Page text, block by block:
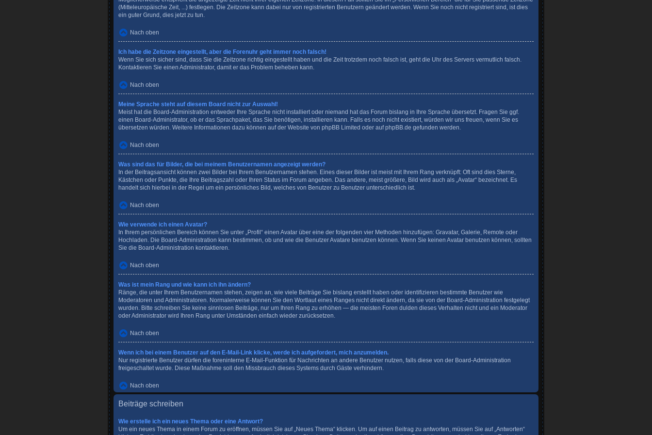
(Mitteleuropäische Zeit, ...) festlegen. Die Zeitzone kann dabei nur von registrierten Benutzern geändert werden. Wenn Sie noch nicht registriert sind, ist dies
ein guter Grund, dies jetzt zu tun.
Nach oben
Ich habe die Zeitzone eingestellt, aber die Forenuhr geht immer noch falsch!
Wenn Sie sich sicher sind, dass Sie die Zeitzone richtig eingestellt haben und die Zeit trotzdem noch falsch ist, geht die Uhr des Servers vermutlich falsch.
Kontaktieren Sie einen Administrator, damit er das Problem beheben kann.
Nach oben
Meine Sprache steht auf diesem Board nicht zur Auswahl!
Meist hat die Board-Administration entweder Ihre Sprache nicht installiert oder niemand hat das Forum bislang in Ihre Sprache übersetzt. Fragen Sie ggf.
einen Board-Administrator, ob er das Sprachpaket, das Sie benötigen, installieren kann. Falls es noch nicht existiert, würden wir uns freuen, wenn Sie es
übersetzen würden. Weitere Informationen dazu können auf der Website von phpBB Limited oder aufphpBB.de gefunden werden.
Nach oben
Was sind das für Bilder, die bei meinem Benutzernamen angezeigt werden?
In der Beitragsansicht können zwei Bilder bei Ihrem Benutzernamen stehen. Eines dieser Bilder ist meist mit Ihrem Rang verknüpft: Oft sind dies Sterne,
Kästchen oder Punkte, die Ihre Beitragszahl oder Ihren Status im Forum angeben. Das andere, meist größere, Bild wird auch als „Avatar“ bezeichnet. Es
handelt sich hierbei in der Regel um ein persönliches Bild, welches von Benutzer zu Benutzer unterschiedlich ist.
Nach oben
Wie verwende ich einen Avatar?
In Ihrem persönlichen Bereich können Sie unter „Profil“ einen Avatar über eine der folgenden vier Methoden hinzufügen: Gravatar, Galerie, Remote oder
Hochladen. Die Board-Administration kann bestimmen, ob und wie die Benutzer Avatare benutzen können. Wenn Sie keinen Avatar benutzen können, sollten
Sie die Board-Administration kontaktieren.
Nach oben
Was ist mein Rang und wie kann ich ihn ändern?
Ränge, die unter Ihrem Benutzernamen stehen, zeigen an, wie viele Beiträge Sie bislang erstellt haben oder identifizieren bestimmte Benutzer wie
Moderatoren und Administratoren. Normalerweise können Sie den Wortlaut eines Ranges nicht direkt ändern, da sie von der Board-Administration festgelegt
wurden. Bitte schreiben Sie keine sinnlosen Beiträge, nur um Ihren Rang zu erhöhen — die meisten Foren dulden dieses Verhalten nicht und ein Moderator
oder Administrator wird Ihren Rang unter Umständen einfach wieder zurücksetzen.
Nach oben
Wenn ich bei einem Benutzer auf den E-Mail-Link klicke, werde ich aufgefordert, mich anzumelden.
Nur registrierte Benutzer dürfen die foreninterne E-Mail-Funktion für Nachrichten an andere Benutzer nutzen, falls diese von der Board-Administration
freigeschaltet wurde. Diese Maßnahme soll den Missbrauch dieses Systems durch Gäste verhindern.
Nach oben
Beiträge schreiben
Wie erstelle ich ein neues Thema oder eine Antwort?
Um ein neues Thema in einem Forum zu eröffnen, müssen Sie auf „Neues Thema“ klicken. Um auf einen Beitrag zu antworten, müssen Sie auf „Antworten“